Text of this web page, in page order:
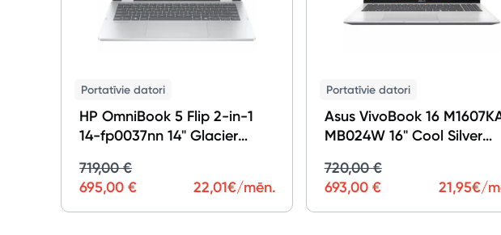
Portatīvie datori
HP OmniBook 5 Flip 2-in-1
14-fp0037nn 14" Glacier
719,00 €
695,00 €
22,01€/mēn.
Portatīvie datori
Asus VivoBook 16
MB024W 16" Cool Silver
720,00 €
693,00 €
21,95€/